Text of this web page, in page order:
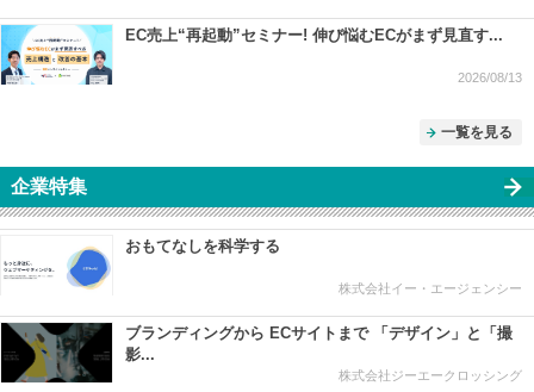
EC売上“再起動”セミナー! 伸び悩むECがまず見直す...
2026/08/13
一覧を見る
企業特集
おもてなしを科学する
株式会社イー・エージェンシー
ブランディングから ECサイトまで 「デザイン」と「撮
影...
株式会社ジーエークロッシング